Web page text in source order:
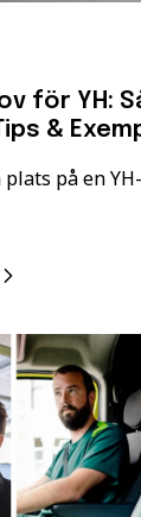
för YH:
&
plats på en